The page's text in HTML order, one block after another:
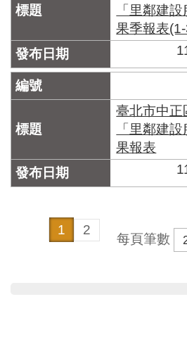
「里鄰建
果季報表
臺北市中正
「里鄰建
果報表
1 2
每頁筆數